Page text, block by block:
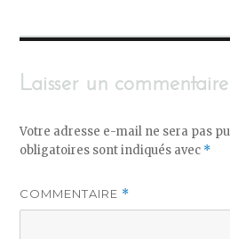
Laisser un commentaire
Votre adresse e-mail ne sera pas
obligatoires sont indiqués avec *
COMMENTAIRE *